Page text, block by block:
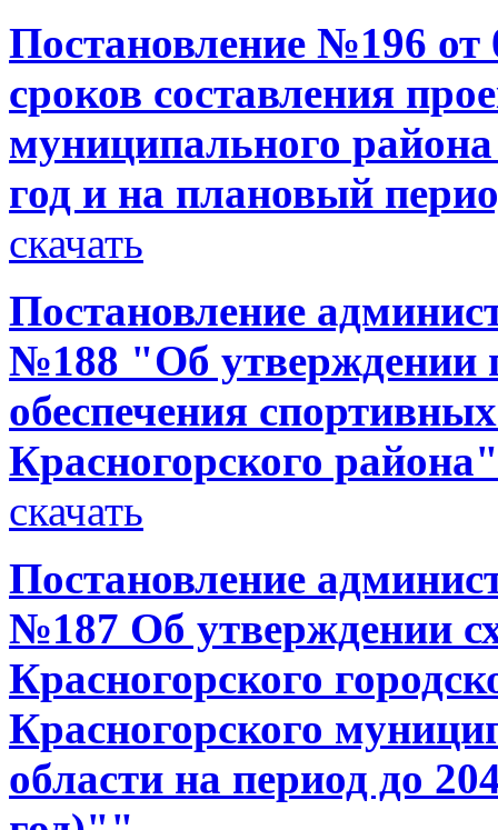
Постановление №196 от
сроков составления
муниципального
год и на плановый
скачать
Постановление
№188 "Об утверждении
обеспечения
Красногорского района"
скачать
Постановление
№187 Об утверждении
Красногорского
Красногорского
области на период до